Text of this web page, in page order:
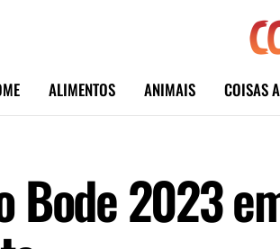
ALIMENTOS ANIMAIS COISAS
Bode 2023